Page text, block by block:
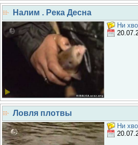
Налим . Река Десна
Ни
Ловля плотвы
Ни